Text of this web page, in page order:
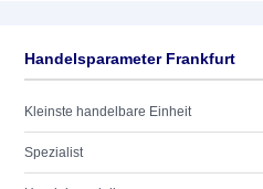
Handelsparameter Frankfurt
Kleinste handelbare Einheit
Spezialist